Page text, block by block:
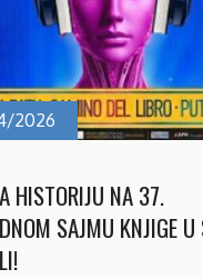
2026
HISTORIJU NA 37.
SAJMU KNJIGE